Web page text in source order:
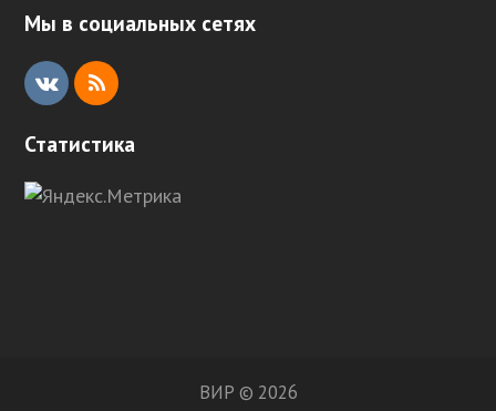
Мы в социальных сетях
V
R
Статистика
ВИР © 2026